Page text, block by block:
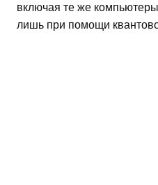
включая те же
лишь при помощи